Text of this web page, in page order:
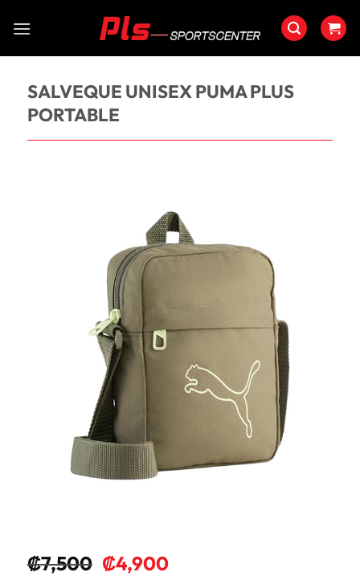
SALVEQUE UNISEX PUMA PLUS
PORTABLE
₡7,500 ₡4,900